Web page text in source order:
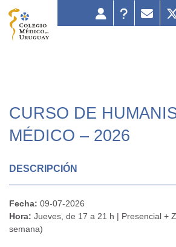
CURSO DE
MÉDICO – 2026
DESCRIPCIÓN
Fecha: 09-07-2026
Hora: Jueves, de 17 a 21 h | Presencial +
semana)